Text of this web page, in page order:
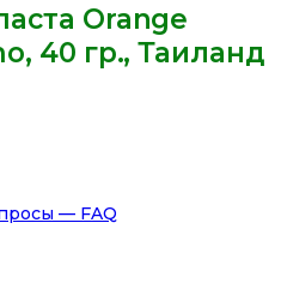
Orange
40 гр., Таиланд
— FAQ